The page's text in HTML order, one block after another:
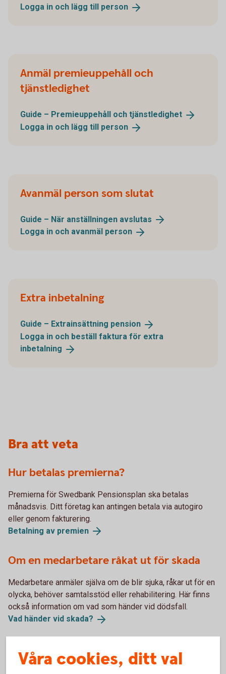
Logga in och lägg till person
Anmäl premieuppehåll och
tjänstledighet
Guide – Premieuppehåll och tjänstledighet
Logga in och lägg till person
Avanmäl person som slutat
Guide – När anställningen avslutas
Logga in och avanmäl person
Extra inbetalning
Guide – Extrainsättning pension
Logga in och beställ faktura för extra
inbetalning
Bra att veta
Hur betalas premierna?
Premierna för Swedbank Pensionsplan ska betalas
månadsvis. Ditt företag kan antingen betala via autogiro
eller genom fakturering.
Betalning av premien
Om en medarbetare råkat ut för skada
Medarbetare anmäler själva om de blir sjuka, råkar ut för en
olycka, behöver samtalsstöd eller rehabilitering. Här finns
också information om vad som händer vid dödsfall.
Vad händer vid skada?
Skatteregler för försäkringarna i
Swedbank pensionsplan
Våra cookies, ditt val